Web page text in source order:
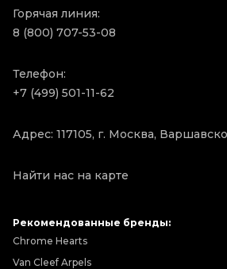
Горячая линия:
8 (800) 707-53-08
Телефон:
+7 (499) 501-11-62
Адрес: 117105, г. Москва,
Найти нас на карте
Рекомендованные бренды:
Chrome Hearts
Van Cleef Arpels